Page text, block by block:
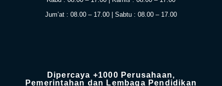
Jum’at : 08.00 – 17.00 | Sabtu : 08.00 – 17.00
Dipercaya +1000 Perusahaan,
Pemerintahan dan Lembaga Pendidikan